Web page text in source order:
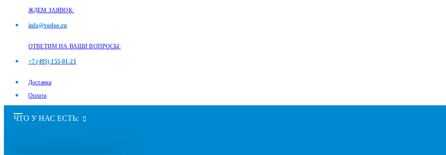
ЖДЕМ ЗАЯВОК:
info@vodoo.ru
ОТВЕТИМ НА ВАШИ ВОПРОСЫ:
+7 (495) 155-01-21
Доставка
Оплата
ЧТО У НАС ЕСТЬ: